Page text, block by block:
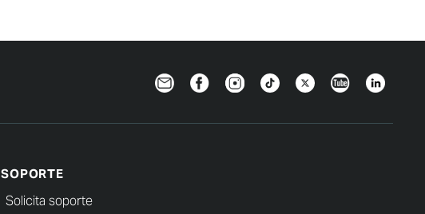
NewsletterFacebookInstagramTikTokTwitterYouTubeLinkedin
SOPORTE
Solicita soporte